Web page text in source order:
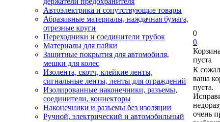
Автоэлектрика и сопутствующие товары
Абразивные материалы, наждачная бумага,
отрезные круги
Переходники и соединители трубок
Материалы для пайки
Защитные покрытия для автомобиля,
мешки для колес
Изолента, скотч, клейкие ленты,
сигнальные ленты, ленты для ограждений
Изолированные наконечники, разъемы,
соединители, коннекторы
Наконечники и разъемы без изоляции
Ручной, электрический и автомобильный
0
0
пуста
К
ваша
пуста.
очень